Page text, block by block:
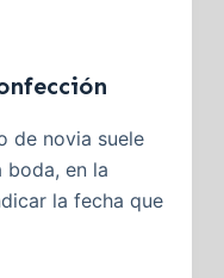
de novia suele
boda, en la
la fecha que